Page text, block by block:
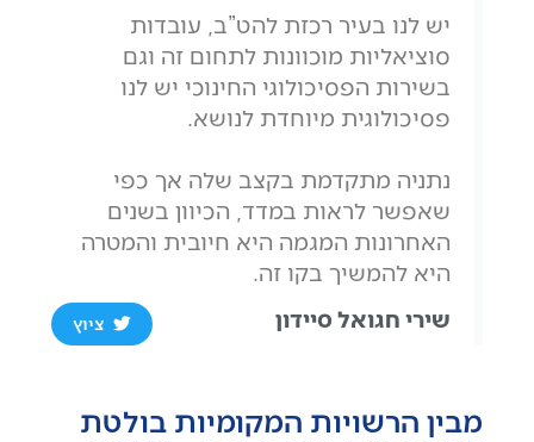
יש לנו בעיר רכזת להט”ב, עובדות
סוציאליות מוכוונות לתחום זה וגם
בשירות הפסיכולוגי החינוכי יש לנו
פסיכולוגית מיוחדת לנושא.
נתניה מתקדמת בקצב שלה אך כפי
שאפשר לראות במדד, הכיוון בשנים
האחרונות המגמה היא חיובית והמטרה
היא להמשיך בקו זה.
שירי חגואל סיידון
ציוץ
מבין הרשויות המקומיות בולטת